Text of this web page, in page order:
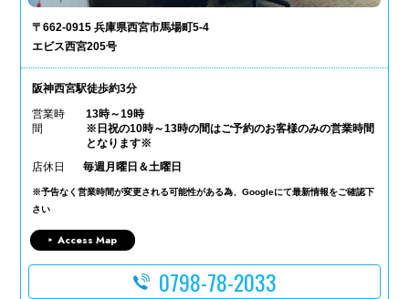
〒662-0915 兵庫県西宮市馬場町5-4
エビス西宮205号
阪神西宮駅徒歩約3分
営業時
間
13時～19時
※日祝の10時～13時の間はご予約のお客様のみの営業時間
となります※
店休日
毎週月曜日＆土曜日
※予告なく営業時間が変更される可能性がある為、Googleにて最新情報をご確認下
さい
Access Map
0798-78-2033